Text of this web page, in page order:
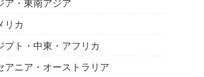
ア・東南アジア
リカ
プト・中東・アフリカ
アニア・オーストラリア